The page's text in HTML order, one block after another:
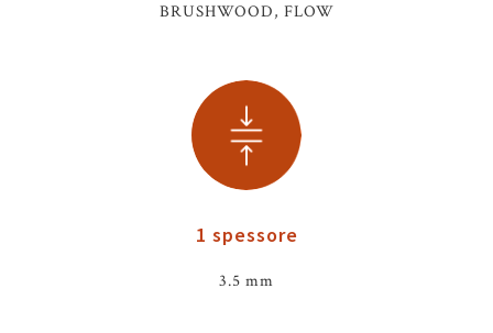
BRUSHWOOD, FLOW
1 spessore
3.5 mm